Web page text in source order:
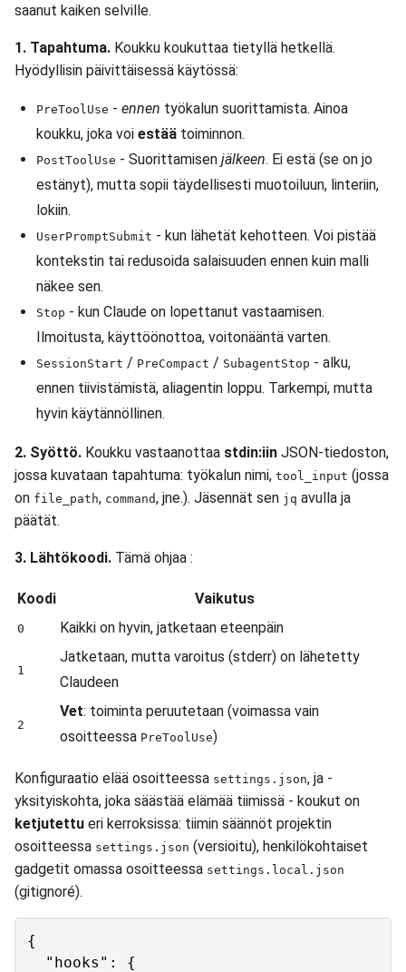
saanut kaiken selville.
1. Tapahtuma. Koukku koukuttaa tietyllä hetkellä.
Hyödyllisin päivittäisessä käytössä:
PreToolUse - ennen työkalun suorittamista. Ainoa
koukku, joka voi estää toiminnon.
PostToolUse - Suorittamisen jälkeen. Ei estä (se on jo
estänyt), mutta sopii täydellisesti muotoiluun, linteriin,
lokiin.
UserPromptSubmit - kun lähetät kehotteen. Voi pistää
kontekstin tai redusoida salaisuuden ennen kuin malli
näkee sen.
Stop - kun Claude on lopettanut vastaamisen.
Ilmoitusta, käyttöönottoa, voitonääntä varten.
SessionStart / PreCompact / SubagentStop - alku,
ennen tiivistämistä, aliagentin loppu. Tarkempi, mutta
hyvin käytännöllinen.
2. Syöttö. Koukku vastaanottaa stdin:iin JSON-tiedoston,
jossa kuvataan tapahtuma: työkalun nimi, tool_input (jossa
on file_path, command, jne.). Jäsennät sen jq avulla ja
päätät.
3. Lähtökoodi. Tämä ohjaa :
Koodi Vaikutus
0 Kaikki on hyvin, jatketaan eteenpäin
1
Jatketaan, mutta varoitus (stderr) on lähetetty
Claudeen
2
Vet: toiminta peruutetaan (voimassa vain
osoitteessa PreToolUse)
Konfiguraatio elää osoitteessa settings.json, ja -
yksityiskohta, joka säästää elämää tiimissä - koukut on
ketjutettu eri kerroksissa: tiimin säännöt projektin
osoitteessa settings.json (versioitu), henkilökohtaiset
gadgetit omassa osoitteessa settings.local.json
(gitignoré).
{
  "hooks": {